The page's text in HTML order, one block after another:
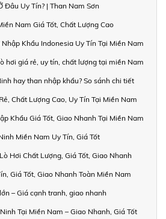
Đâu Uy Tín? | Than Nam Sơn
Nam Giá Tốt, Chất Lượng Cao
Khẩu Indonesia Uy Tín Tại Miền Nam
hơi giá rẻ, uy tín, chất lượng tại miền Nam
hay than nhập khẩu? So sánh chi tiết
Chất Lượng Cao, Uy Tín Tại Miền Nam
Khẩu Giá Tốt, Giao Nhanh Tại Miền Nam
Miền Nam Uy Tín, Giá Tốt
Hơi Chất Lượng, Giá Tốt, Giao Nhanh
Giá Tốt, Giao Nhanh Toàn Miền Nam
– Giá cạnh tranh, giao nhanh
Tại Miền Nam – Giao Nhanh, Giá Tốt